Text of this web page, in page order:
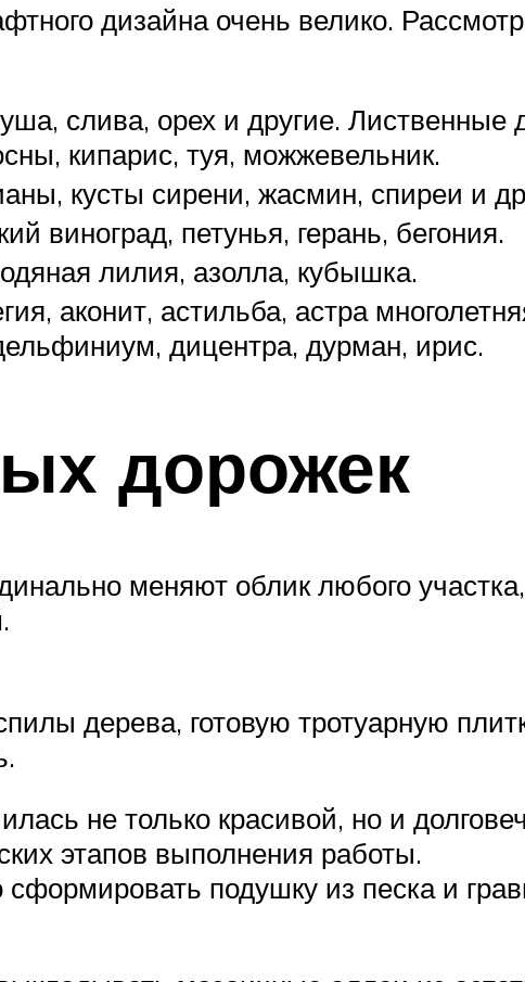
дизайна очень велико.
слива, орех и другие. Лиственные
кипарис, туя, можжевельник.
кусты сирени, жасмин, спиреи и
виноград, петунья, герань, бегония.
лилия, азолла, кубышка.
аконит, астильба, астра
дицентра, дурман, ирис.
дорожек
меняют облик любого
дерева, готовую тротуарную
не только красивой, но и
этапов выполнения работы.
подушку из песка и